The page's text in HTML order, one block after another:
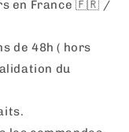
en France 🇫🇷 /
de 48h ( hors
du